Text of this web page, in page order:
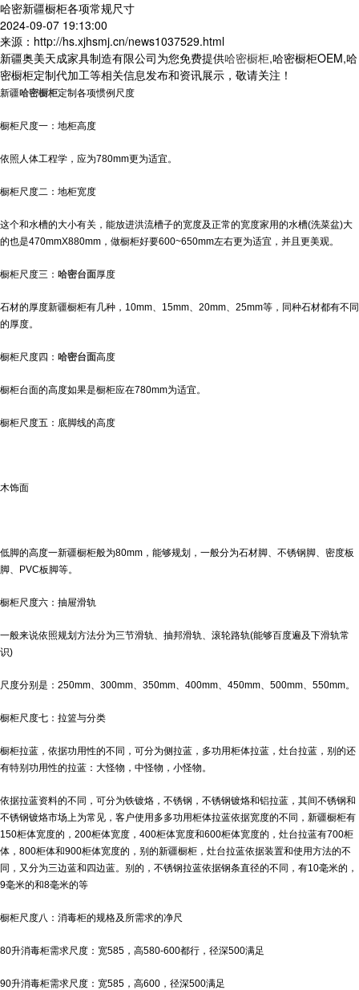
哈密新疆橱柜各项常规尺寸
2024-09-07 19:13:00
来源：http://hs.xjhsmj.cn/news1037529.html
新疆奥美天成家具制造有限公司为您免费提供哈密橱柜,哈密橱柜OEM,哈
密橱柜定制代加工等相关信息发布和资讯展示，敬请关注！
新疆哈密橱柜定制各项惯例尺度
橱柜尺度一：地柜高度
依照人体工程学，应为780mm更为适宜。
橱柜尺度二：地柜宽度
这个和水槽的大小有关，能放进洪流槽子的宽度及正常的宽度家用的水槽(洗菜盆)大
的也是470mmX880mm，做橱柜好要600~650mm左右更为适宜，并且更美观。
橱柜尺度三： 哈密台面厚度
石材的厚度新疆橱柜有几种，10mm、15mm、20mm、25mm等，同种石材都有不同
的厚度。
橱柜尺度四： 哈密台面高度
橱柜台面的高度如果是橱柜应在780mm为适宜。
橱柜尺度五：底脚线的高度
木饰面
低脚的高度一新疆橱柜般为80mm，能够规划，一般分为石材脚、不锈钢脚、密度板
脚、PVC板脚等。
橱柜尺度六：抽屉滑轨
一般来说依照规划方法分为三节滑轨、抽邦滑轨、滚轮路轨(能够百度遍及下滑轨常
识)
尺度分别是：250mm、300mm、350mm、400mm、450mm、500mm、550mm。
橱柜尺度七：拉篮与分类
橱柜拉蓝，依据功用性的不同，可分为侧拉蓝，多功用柜体拉蓝，灶台拉蓝，别的还
有特别功用性的拉蓝：大怪物，中怪物，小怪物。
依据拉蓝资料的不同，可分为铁镀烙，不锈钢，不锈钢镀烙和铝拉蓝，其间不锈钢和
不锈钢镀烙市场上为常见，客户使用多多功用柜体拉蓝依据宽度的不同， 新疆橱柜有
150柜体宽度的，200柜体宽度，400柜体宽度和600柜体宽度的，灶台拉蓝有700柜
体，800柜体和900柜体宽度的，别的新疆橱柜 ，灶台拉蓝依据装置和使用方法的不
同，又分为三边蓝和四边蓝。别的，不锈钢拉蓝依据钢条直径的不同，有10毫米的，
9毫米的和8毫米的等
橱柜尺度八：消毒柜的规格及所需求的净尺
80升消毒柜需求尺度：宽585，高580-600都行，径深500满足
90升消毒柜需求尺度：宽585，高600，径深500满足